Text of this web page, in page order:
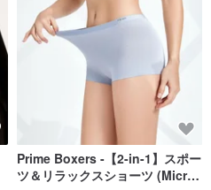
Prime Boxers -【2-in-1】スポー
ツ＆リラックスショーツ (Micro